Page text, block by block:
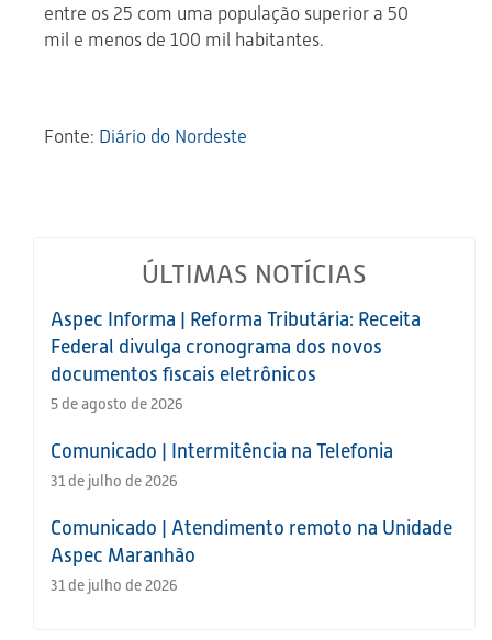
entre os 25 com uma população superior a 50
mil e menos de 100 mil habitantes.
Fonte: Diário do Nordeste
ÚLTIMAS NOTÍCIAS
Aspec Informa | Reforma Tributária: Receita
Federal divulga cronograma dos novos
documentos fiscais eletrônicos
5 de agosto de 2026
Comunicado | Intermitência na Telefonia
31 de julho de 2026
Comunicado | Atendimento remoto na Unidade
Aspec Maranhão
31 de julho de 2026